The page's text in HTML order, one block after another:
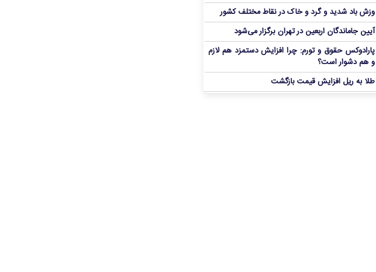
وزش باد شدید و گرد و خاک در نقاط مختلف کشور
آیین جاماندگان اربعین در تهران برگزار می‌شود
پارادوکس حقوق و تورم: چرا افزایش دستمزد هم لازم
و هم دشوار است؟
طلا به ریل افزایش قیمت بازگشت